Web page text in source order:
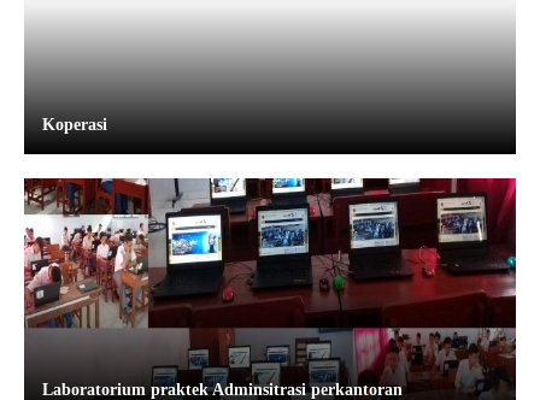
Koperasi
Laboratorium praktek Adminsitrasi perkantoran